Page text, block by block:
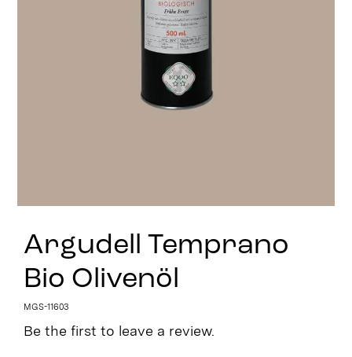
Argudell Temprano
Bio Olivenöl
MGS-11603
Be the first to leave a review.